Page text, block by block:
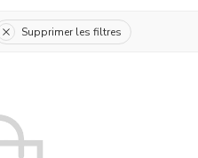
Supprimer les filtres